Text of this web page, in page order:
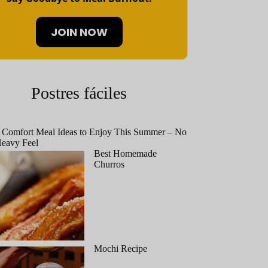
JOIN NOW
Postres fáciles
Comfort Meal Ideas to Enjoy This Summer – No
Feel
Best Homemade
Churros
Mochi Recipe